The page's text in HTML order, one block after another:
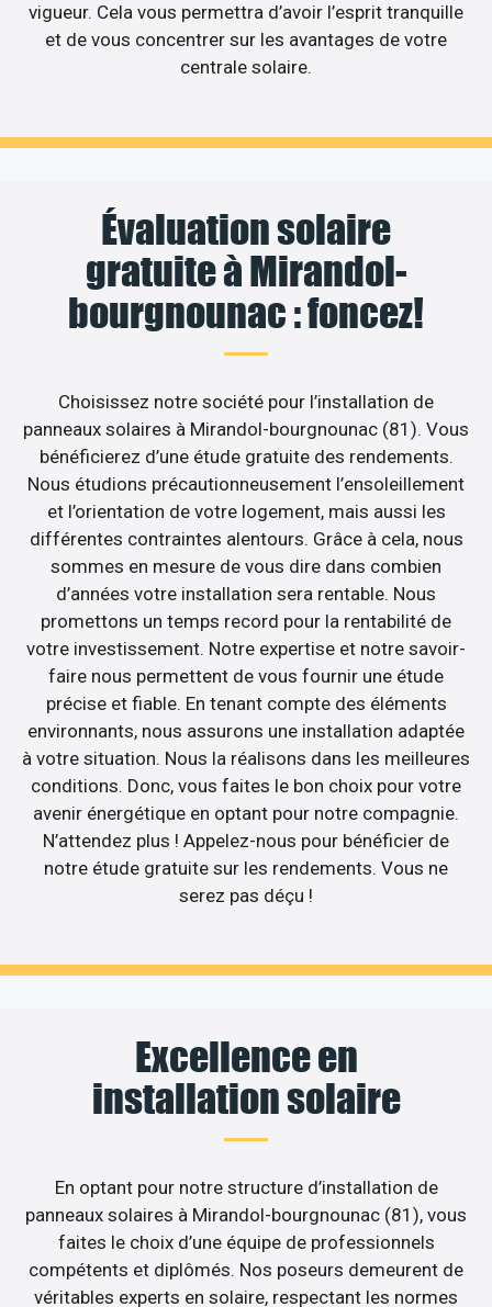
vigueur. Cela vous permettra d’avoir l’esprit tranquille
et de vous concentrer sur les avantages de votre
centrale solaire.
Évaluation solaire
gratuite à Mirandol-
bourgnounac : foncez!
Choisissez notre société pour l’installation de
panneaux solaires à Mirandol-bourgnounac (81). Vous
bénéficierez d’une étude gratuite des rendements.
Nous étudions précautionneusement l’ensoleillement
et l’orientation de votre logement, mais aussi les
différentes contraintes alentours. Grâce à cela, nous
sommes en mesure de vous dire dans combien
d’années votre installation sera rentable. Nous
promettons un temps record pour la rentabilité de
votre investissement. Notre expertise et notre savoir-
faire nous permettent de vous fournir une étude
précise et fiable. En tenant compte des éléments
environnants, nous assurons une installation adaptée
à votre situation. Nous la réalisons dans les meilleures
conditions. Donc, vous faites le bon choix pour votre
avenir énergétique en optant pour notre compagnie.
N’attendez plus ! Appelez-nous pour bénéficier de
notre étude gratuite sur les rendements. Vous ne
serez pas déçu !
Excellence en
installation solaire
En optant pour notre structure d’installation de
panneaux solaires à Mirandol-bourgnounac (81), vous
faites le choix d’une équipe de professionnels
compétents et diplômés. Nos poseurs demeurent de
véritables experts en solaire, respectant les normes